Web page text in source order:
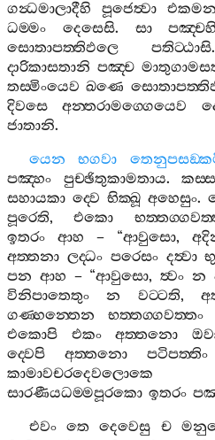
ගන්‍ධමාලාදීහි
පූජෙත්‍වා
ධම‍්මං
දෙසෙසි. සා පඤ‍්චහි
සොතාපත‍්තිඵලෙ
පතිට‍්ඨාසි
දාරිකාසතානි පඤ‍්ච
තස‍්මිංයෙව ඛණෙ
දිවසෙ
අන‍්තරාමග‍්ගෙයෙව
ජාතානි.
යෙන
භගවා
පඤ‍්හං
පුච‍්ඡිතුකාමතාය.
සහායකා ද‍්වෙ භික‍්ඛූ අහෙසුං.
පූරෙති,එකො
ඉතරං
ආහ – “ආවුසො,
අත‍්තනා ලද‍්ධං පරෙසං දත්‍වා
පන ආහ – “ආවුසො, ත්‍වං න
විනිපාතෙතුං
න වට‍්ටති,
ගණ‍්හන‍්තෙන
භත‍්තග‍්ගවත‍්තං
එකොපි
එකං අත‍්තනො
ද‍්වෙපි
අත‍්තනො පටිපත‍්තිං
කාමාවචරදෙවලොකෙ
සාරණීයධම‍්මපූරකො ඉතරං
එවං තෙ දෙවෙසු ච